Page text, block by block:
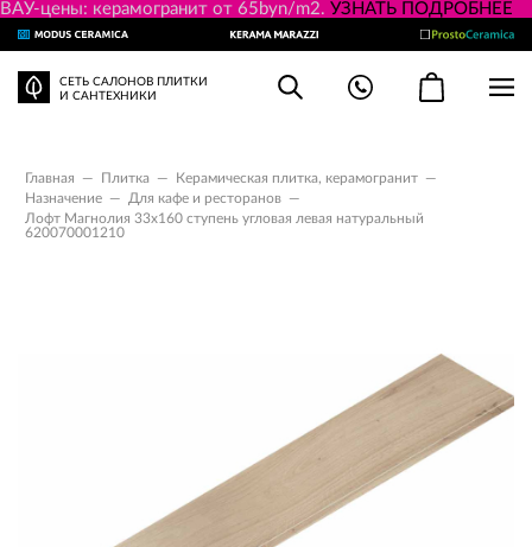
ВАУ-цены: керамогранит от 65byn/m2. УЗНАТЬ ПОДРОБНЕЕ
СЕТЬ САЛОНОВ ПЛИТКИ
И САНТЕХНИКИ
Главная — Плитка — Керамическая плитка, керамогранит —
Назначение — Для кафе и ресторанов —
Лофт Магнолия 33x160 ступень угловая левая натуральный
620070001210